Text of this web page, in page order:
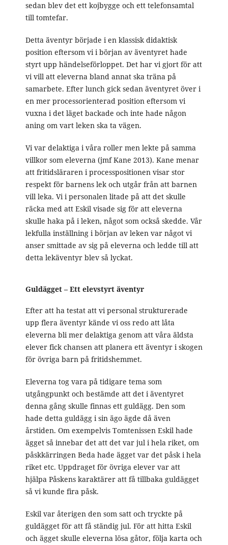
sedan blev det ett kojbygge och ett telefonsamtal
till tomtefar.
Detta äventyr började i en klassisk didaktisk
position eftersom vi i början av äventyret hade
styrt upp händelseförloppet. Det har vi gjort för att
vi vill att eleverna bland annat ska träna på
samarbete. Efter lunch gick sedan äventyret över i
en mer processorienterad position eftersom vi
vuxna i det läget backade och inte hade någon
aning om vart leken ska ta vägen.
Vi var delaktiga i våra roller men lekte på samma
villkor som eleverna (jmf Kane 2013). Kane menar
att fritidsläraren i processpositionen visar stor
respekt för barnens lek och utgår från att barnen
vill leka. Vi i personalen litade på att det skulle
räcka med att Eskil visade sig för att eleverna
skulle haka på i leken, något som också skedde. Vår
lekfulla inställning i början av leken var något vi
anser smittade av sig på eleverna och ledde till att
detta lekäventyr blev så lyckat.
Guldägget – Ett elevstyrt äventyr
Efter att ha testat att vi personal strukturerade
upp flera äventyr kände vi oss redo att låta
eleverna bli mer delaktiga genom att våra äldsta
elever fick chansen att planera ett äventyr i skogen
för övriga barn på fritidshemmet.
Eleverna tog vara på tidigare tema som
utgångpunkt och bestämde att det i äventyret
denna gång skulle finnas ett guldägg. Den som
hade detta guldägg i sin ägo ägde då även
årstiden. Om exempelvis Tomtenissen Eskil hade
ägget så innebar det att det var jul i hela riket, om
påskkärringen Beda hade ägget var det påsk i hela
riket etc. Uppdraget för övriga elever var att
hjälpa Påskens karaktärer att få tillbaka guldägget
så vi kunde fira påsk.
Eskil var återigen den som satt och tryckte på
guldägget för att få ständig jul. För att hitta Eskil
och ägget skulle eleverna lösa gåtor, följa karta och